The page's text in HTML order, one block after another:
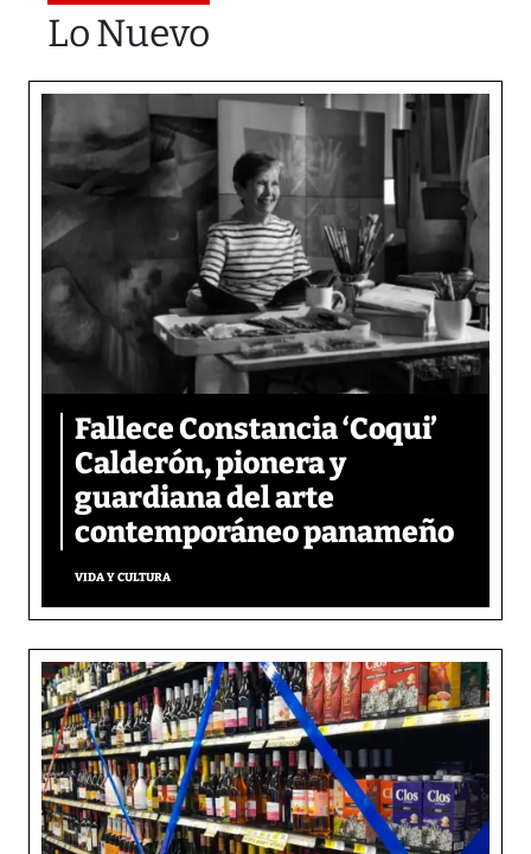
Lo Nuevo
Fallece Constancia ‘Coqui’
Calderón, pionera y
guardiana del arte
contemporáneo panameño
VIDA Y CULTURA